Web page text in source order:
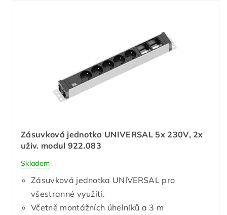
Zásuvková jednotka UNIVERSAL 5x 230V, 2x
uživ. modul 922.083
Skladem
Zásuvková jednotka UNIVERSAL pro
všestranné využití.
Včetně montážních úhelníků a 3 m